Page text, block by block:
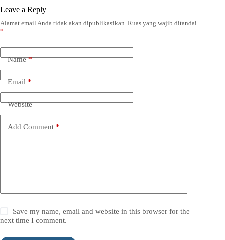
Leave a Reply
Alamat email Anda tidak akan dipublikasikan. Ruas yang wajib ditandai
*
Name*
Email*
Website
Add Comment *
Save my name, email and website in this browser for the
next time I comment.